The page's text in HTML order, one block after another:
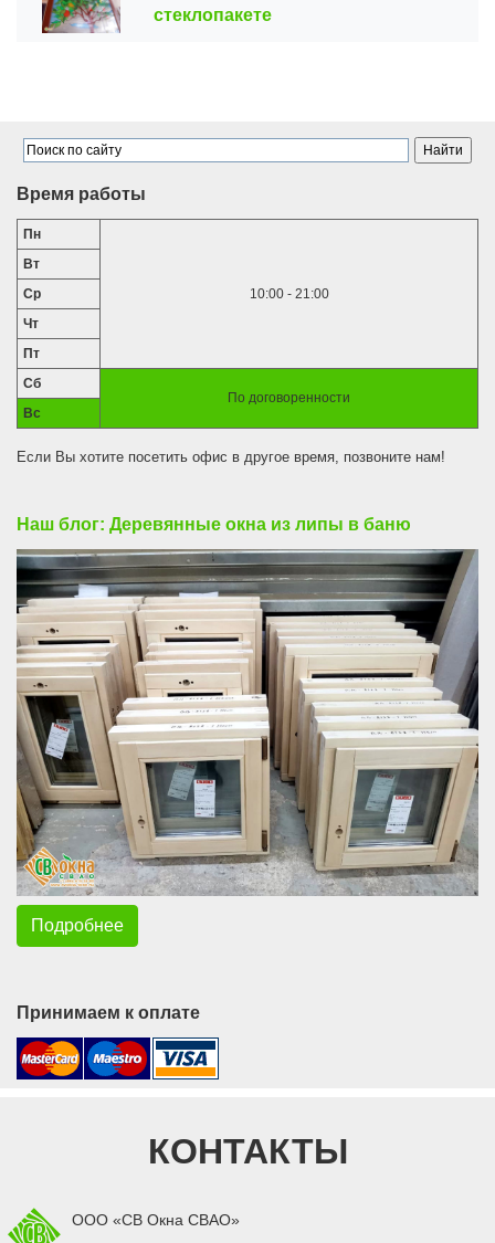
стеклопакете
Время работы
Пн
10:00 - 21:00
Вт
Ср
Чт
Пт
Сб
По договоренности
Вс
Если Вы хотите посетить офис в другое время, позвоните нам!
Наш блог: Деревянные окна из липы в баню
Подробнее
Принимаем к оплате
КОНТАКТЫ
ООО «СВ Окна СВАО»